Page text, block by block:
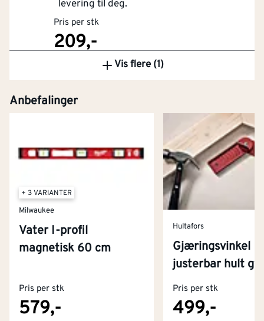
levering til deg.
Pris per stk
209,-
Vis flere (1)
Anbefalinger
+ 3 VARIANTER
Milwaukee
Vater I-profil
magnetisk 60 cm
Pris per stk
579,-
Hultafors
Gjæringsvinkel
justerbar hult gv
Pris per stk
499,-
Kjøpsbetingelser
Tjenester
Byggevarehus og åpningstider